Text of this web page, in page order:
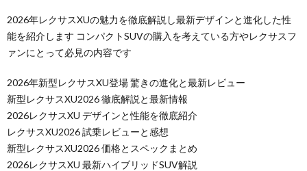
2026年レクサスXUの魅力を徹底解説し最新デザインと進化した性
能を紹介します コンパクトSUVの購入を考えている方やレクサスフ
ァンにとって必見の内容です
2026年新型レクサスXU登場 驚きの進化と最新レビュー
新型レクサスXU2026 徹底解説と最新情報
2026レクサスXU デザインと性能を徹底紹介
レクサスXU2026 試乗レビューと感想
新型レクサスXU2026 価格とスペックまとめ
2026レクサスXU 最新ハイブリッドSUV解説